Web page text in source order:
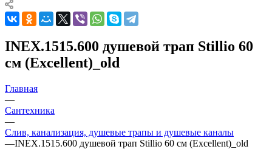
INEX.1515.600 душевой трап Stillio 60
см (Excellent)_old
Главная
—
Сантехника
—
Слив, канализация, душевые трапы и душевые каналы
—INEX.1515.600 душевой трап Stillio 60 см (Excellent)_old